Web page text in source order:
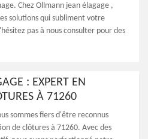
Chez Ollmann jean élagage ,
solutions qui subliment votre
pas à nous consulter pour des
: EXPERT EN
À 71260
sommes fiers d'être reconnus
de clôtures à 71260. Avec des